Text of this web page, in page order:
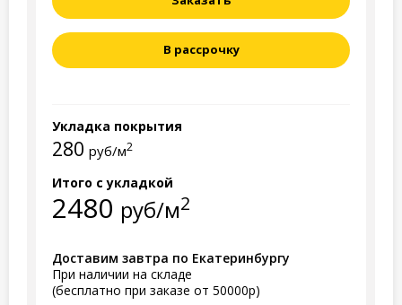
В рассрочку
Укладка покрытия
280 руб/м2
Итого с укладкой
2480 руб/м2
Доставим завтра по Екатеринбургу
При наличии на складе
(бесплатно при заказе от 50000р)